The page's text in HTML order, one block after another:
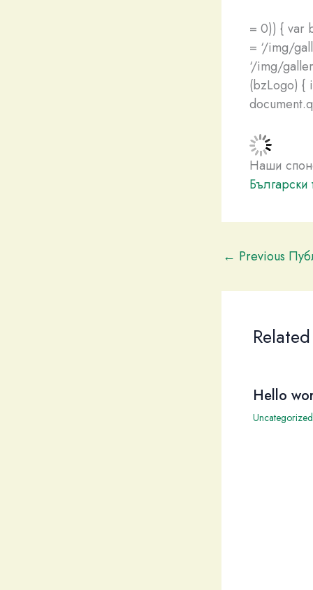
= 0)) { var
= ‘/img/
‘/img/
(bzLogo) {
Наши
← Previous
Hello
Uncategorized